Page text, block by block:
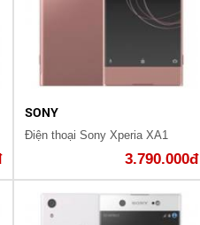
SONY
Điện thoại Sony Xperia XA1
3.790.000đ